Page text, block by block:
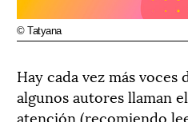
© Tatyana
Hay cada vez más voces
algunos autores llaman
atención (recomiendo